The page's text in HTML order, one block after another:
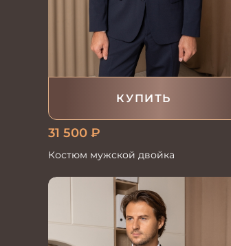
КУПИТЬ
31 500 ₽
Костюм мужской двойка